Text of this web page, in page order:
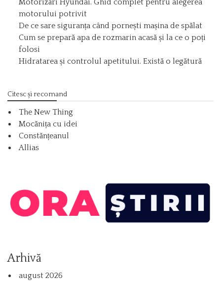
Motorizări Hyundai. Ghid complet pentru alegerea
motorului potrivit
De ce sare siguranța când pornești mașina de spălat
Cum se prepară apa de rozmarin acasă și la ce o poți
folosi
Hidratarea și controlul apetitului. Există o legătură
Citesc și recomand
The New Thing
Mocănița cu idei
Constănțeanul
Allias
Arhivă
august 2026